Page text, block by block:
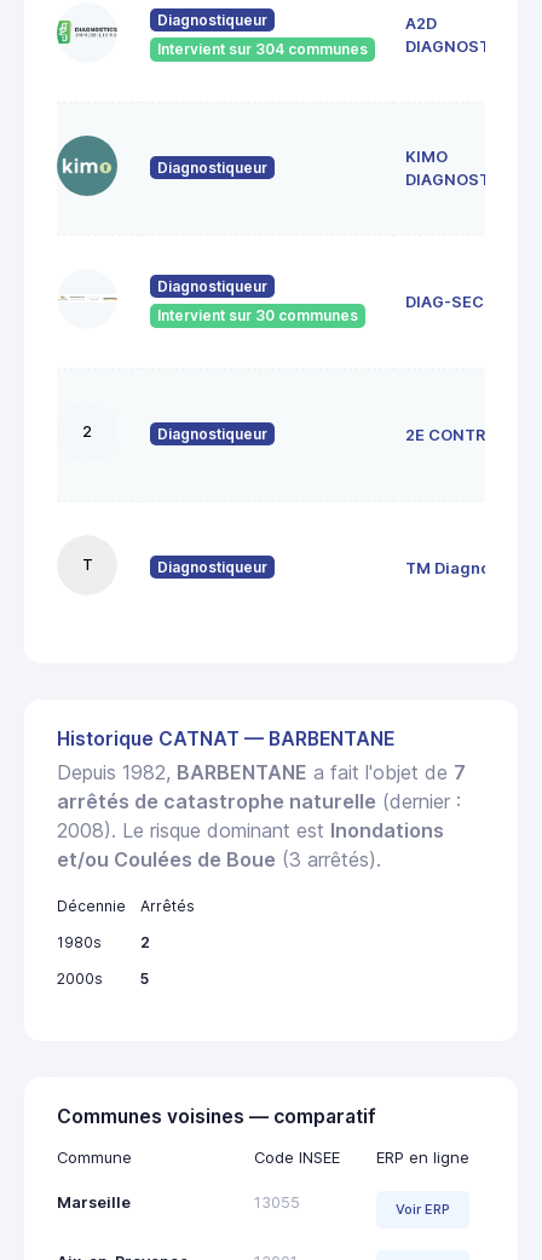
Diagnostiqueur
Intervient sur 304 communes
A2D
DIAGNOSTICS
Diagnostiqueur
KIMO
DIAGNOSTICS
Diagnostiqueur
Intervient sur 30 communes
DIAG-SECURE
2 Diagnostiqueur 2E CONTROL
T Diagnostiqueur TM Diagnostics
Historique CATNAT — BARBENTANE
Depuis 1982, BARBENTANE a fait l'objet de 7
arrêtés de catastrophe naturelle (dernier :
2008). Le risque dominant est Inondations
et/ou Coulées de Boue (3 arrêtés).
Décennie
Arrêtés
1980s
2
2000s
5
Communes voisines — comparatif
Commune Code INSEE ERP en ligne
Marseille 13055 Voir ERP